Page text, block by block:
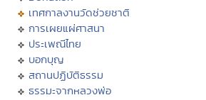
เทศกาลงานวัดช่วยชาติ
การเผยแผ่ศาสนา
ประเพณีไทย
บอกบุญ
สถานปฏิบัติธรรม
ธรรมะจากหลวงพ่อ